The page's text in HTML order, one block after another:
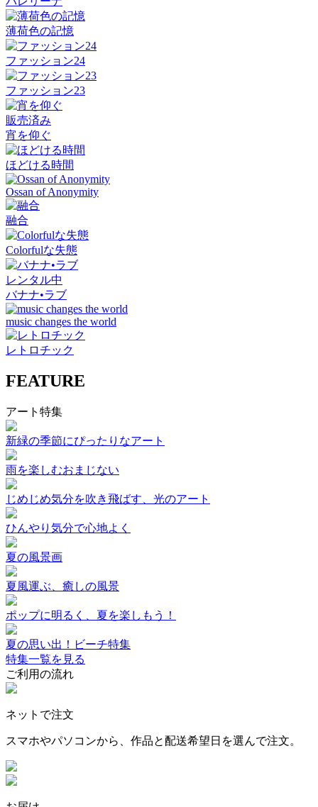
薄荷色の記憶
ファッション24
ファッション23
販売済み
宵を仰ぐ
ほどける時間
Ossan of Anonymity
融合
Colorfulな失態
レンタル中
バナナ•ラブ
music changes the world
レトロチック
FEATURE
アート特集
新緑の季節にぴったりなアート
雨を楽しむおまじない
じめじめ気分を吹き飛ばす、光のアート
ひんやり気分で心地よく
夏の風景画
夏風運ぶ、癒しの風景
ポップに明るく、夏を楽しもう！
夏の思い出！ビーチ特集
特集一覧を見る
ご利用の流れ
ネットで注文
スマホやパソコンから、作品と配送希望日を選んで注文。